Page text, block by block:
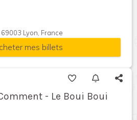
Lyon, France
mes billets
- Le Boui Boui